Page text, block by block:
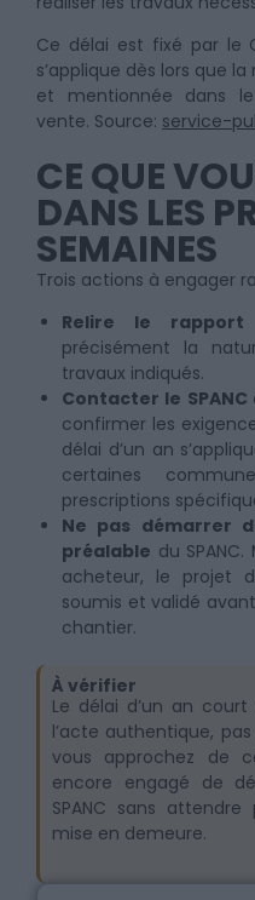
Ce délai est fixé par le
s’applique dès lors que
et mentionnée dans
vente. Source: service-
CE QUE
DANS LES
SEMAINES
Trois actions à engager
Relire le rapport
précisément la
travaux indiqués.
Contacter le
confirmer les
délai d’un an
certaines
prescriptions
Ne pas démarrer
préalable du
acheteur, le projet
soumis et validé
chantier.
À vérifier
Le délai d’un an
l’acte authentique,
vous approchez de
encore engagé de
SPANC sans
mise en demeure.